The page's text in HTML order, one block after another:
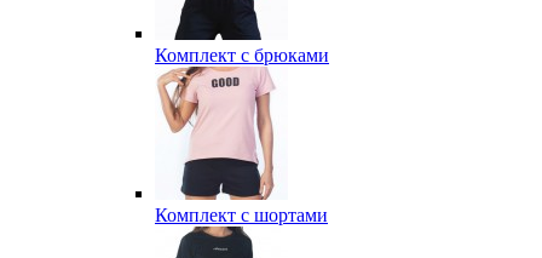
Комплект с брюками
Комплект с шортами